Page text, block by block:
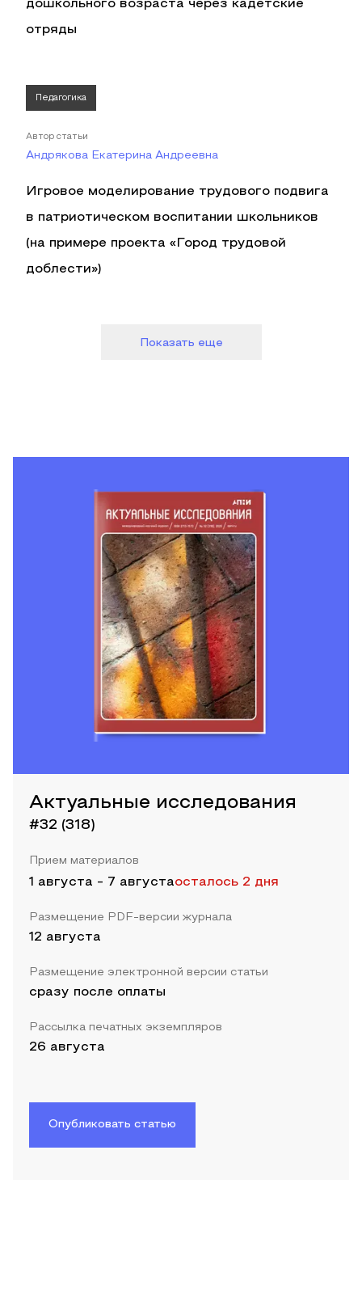
дошкольного возраста через кадетские
отряды
Педагогика
Автор статьи
Андрякова Екатерина Андреевна
Игровое моделирование трудового подвига
в патриотическом воспитании школьников
(на примере проекта «Город трудовой
доблести»)
Показать еще
Актуальные исследования
#32 (318)
Прием материалов
1 августа - 7 августаосталось 2 дня
Размещение PDF-версии журнала
12 августа
Размещение электронной версии статьи
сразу после оплаты
Рассылка печатных экземпляров
26 августа
Опубликовать статью